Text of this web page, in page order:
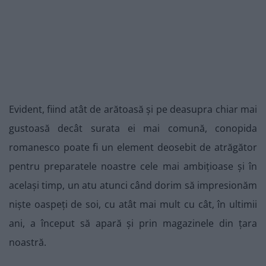
Evident, fiind atât de arătoasă și pe deasupra chiar mai
gustoasă decât surata ei mai comună, conopida
romanesco poate fi un element deosebit de atrăgător
pentru preparatele noastre cele mai ambițioase și în
același timp, un atu atunci când dorim să impresionăm
niște oaspeți de soi, cu atât mai mult cu cât, în ultimii
ani, a început să apară și prin magazinele din țara
noastră.